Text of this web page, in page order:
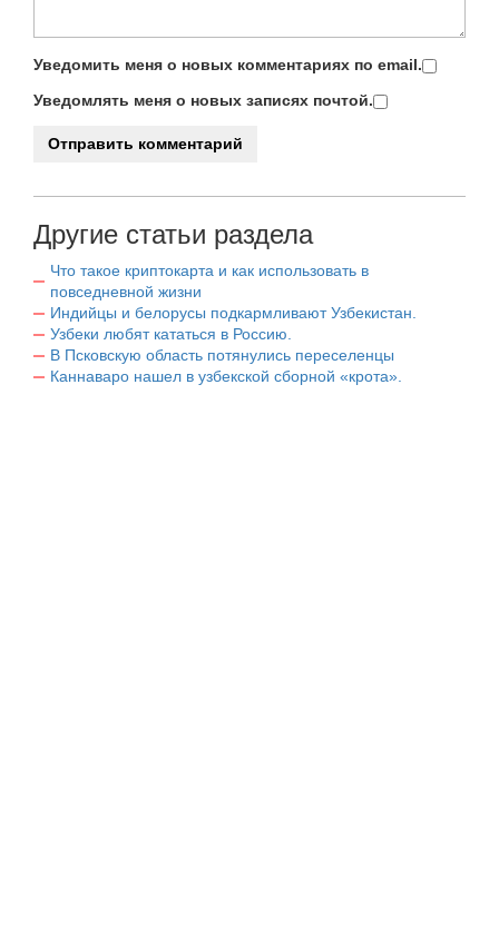
Уведомить меня о новых комментариях по email.
Уведомлять меня о новых записях почтой.
Другие статьи раздела
Что такое криптокарта и как использовать в
повседневной жизни
Индийцы и белорусы подкармливают Узбекистан.
Узбеки любят кататься в Россию.
В Псковскую область потянулись переселенцы
Каннаваро нашел в узбекской сборной «крота».